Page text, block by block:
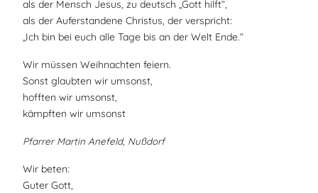
als der Mensch Jesus, zu deutsch „Gott hilft“,
als der Auferstandene Christus, der verspricht:
„Ich bin bei euch alle Tage bis an der Welt Ende.“
Wir müssen Weihnachten feiern.
Sonst glaubten wir umsonst,
hofften wir umsonst,
kämpften wir umsonst
Pfarrer Martin Anefeld, Nußdorf
Wir beten:
Guter Gott,